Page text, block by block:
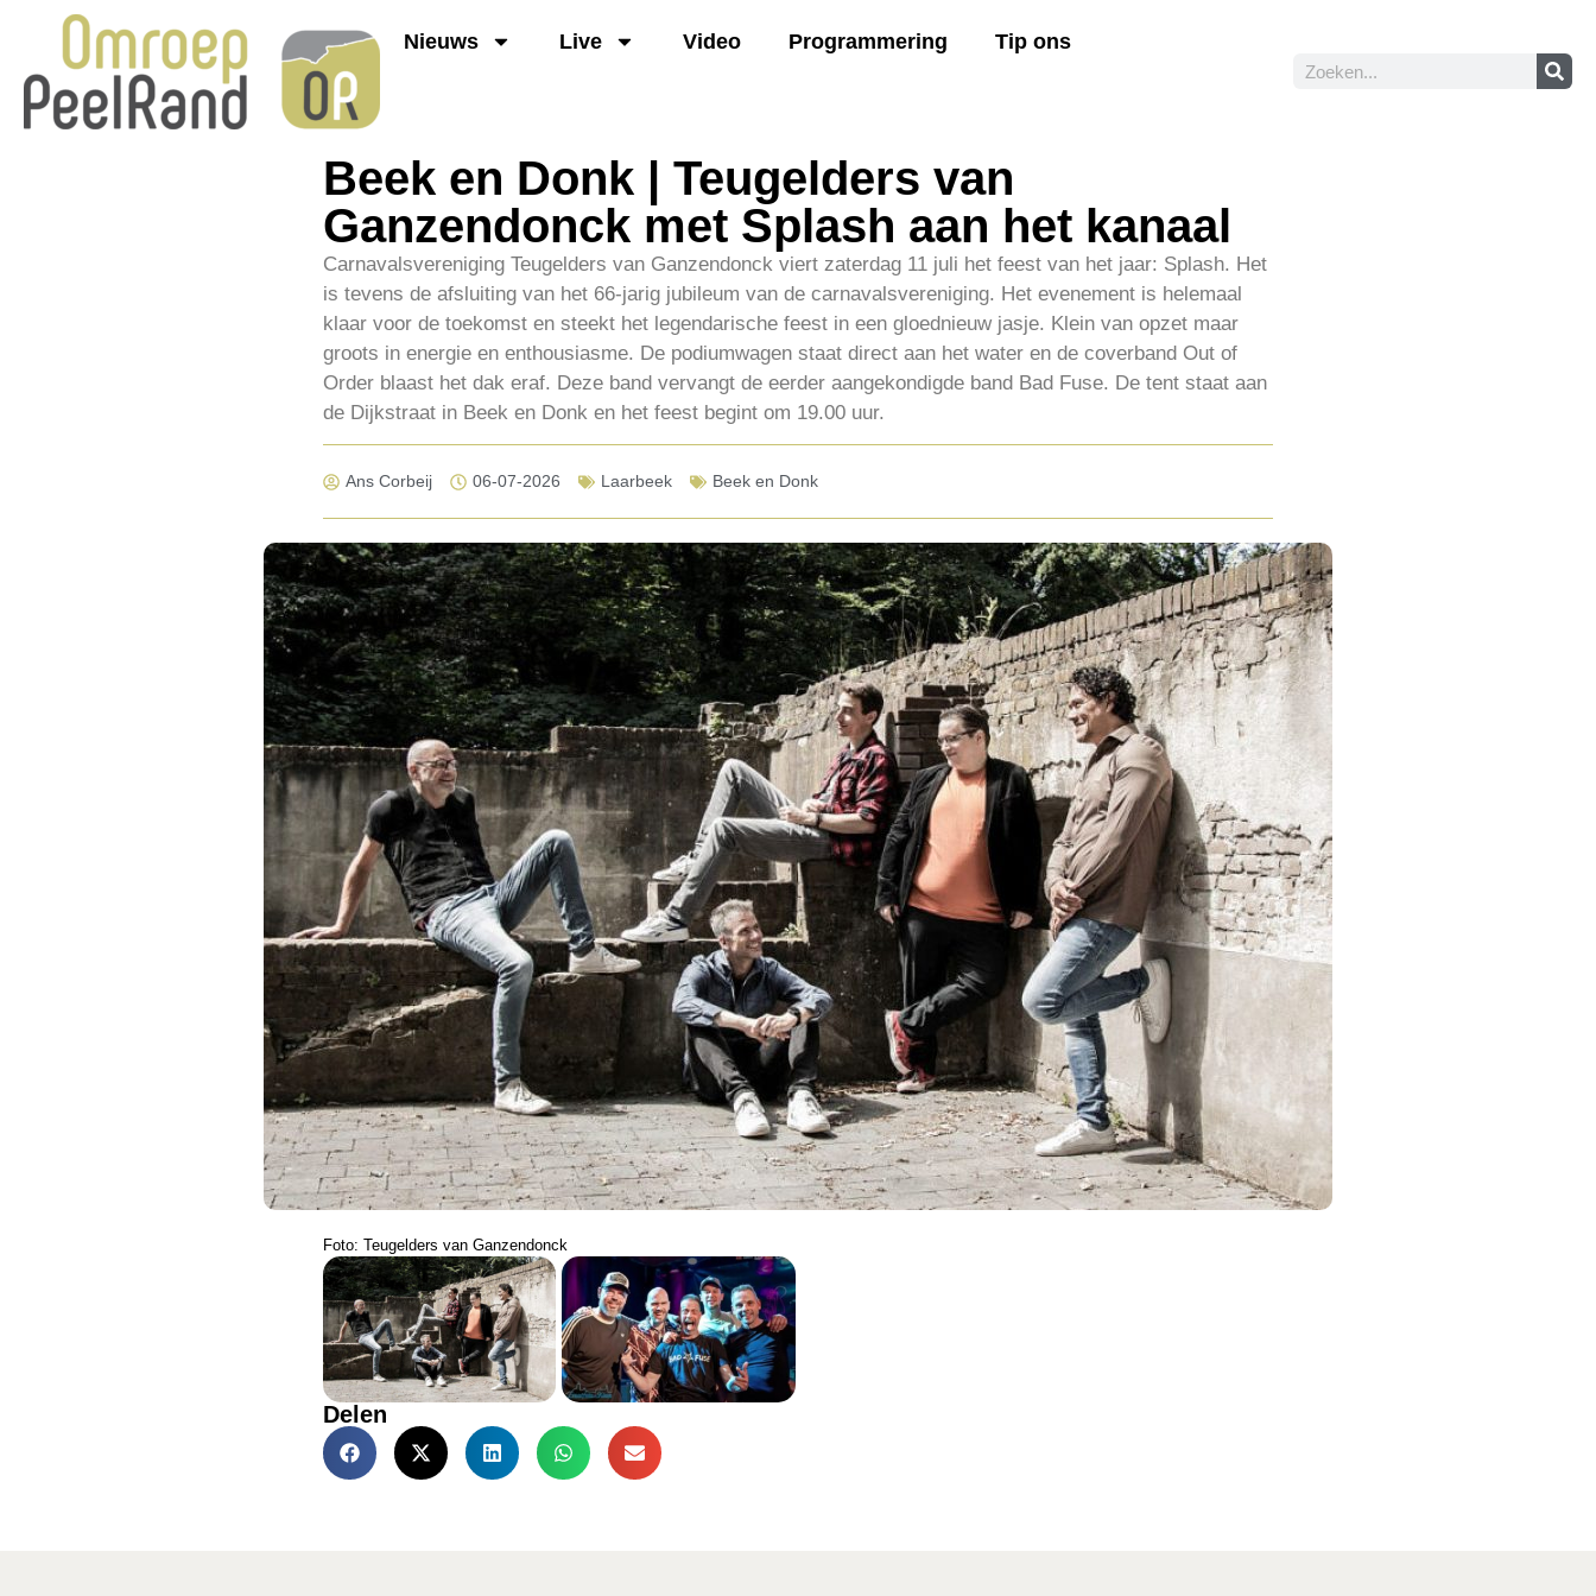
Nieuws Live Video Programmering Tip ons
Beek en Donk | Teugelders van
Ganzendonck met Splash aan het kanaal
Carnavalsvereniging Teugelders van Ganzendonck viert zaterdag 11 juli het feest van het jaar: Splash. Het
is tevens de afsluiting van het 66-jarig jubileum van de carnavalsvereniging. Het evenement is helemaal
klaar voor de toekomst en steekt het legendarische feest in een gloednieuw jasje. Klein van opzet maar
groots in energie en enthousiasme. De podiumwagen staat direct aan het water en de coverband Out of
Order blaast het dak eraf. Deze band vervangt de eerder aangekondigde band Bad Fuse. De tent staat aan
de Dijkstraat in Beek en Donk en het feest begint om 19.00 uur.
Ans Corbeij 06-07-2026 Laarbeek Beek en Donk
Foto: Teugelders van Ganzendonck
Delen